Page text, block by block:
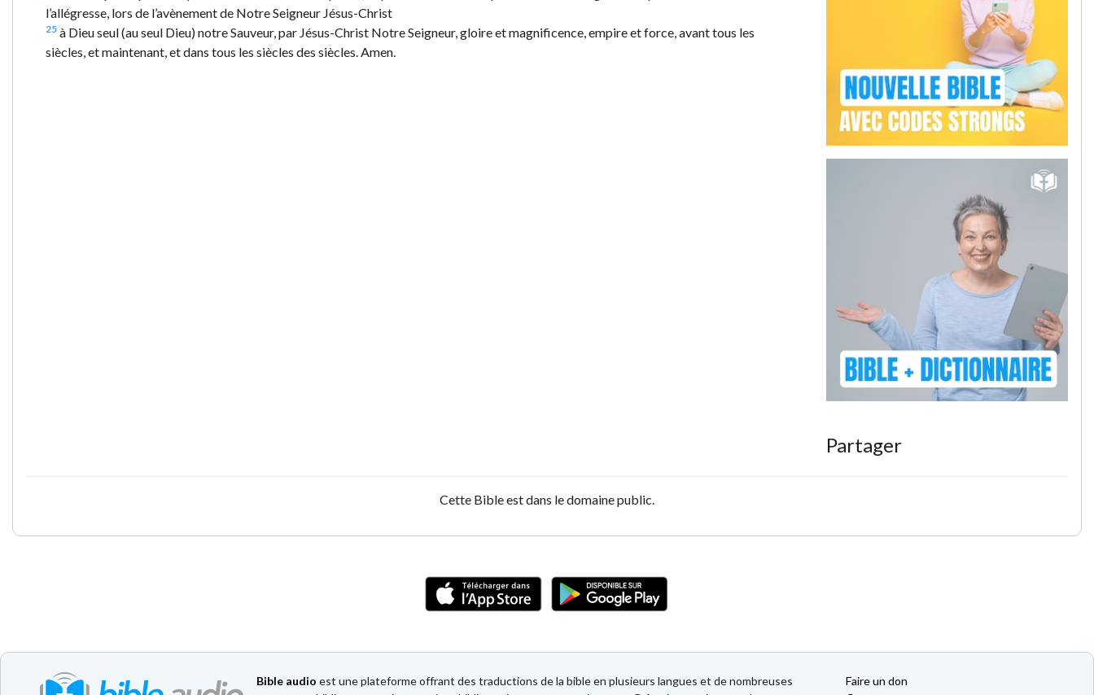
l’allégresse, lors de l’avènement de Notre Seigneur Jésus-Christ
25 à Dieu seul (au seul Dieu) notre Sauveur, par Jésus-Christ Notre Seigneur, gloire et magnificence, empire et force, avant tous les
siècles, et maintenant, et dans tous les siècles des siècles. Amen.
Partager
Cette Bible est dans le domaine public.
Bible audio est une plateforme offrant des traductions de la bible en plusieurs langues et de nombreuses
Faire un don